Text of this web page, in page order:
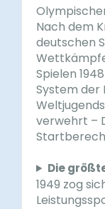
Nach dem
deutschen
Spielen
System der
verwehrt –
Die
1949 zog